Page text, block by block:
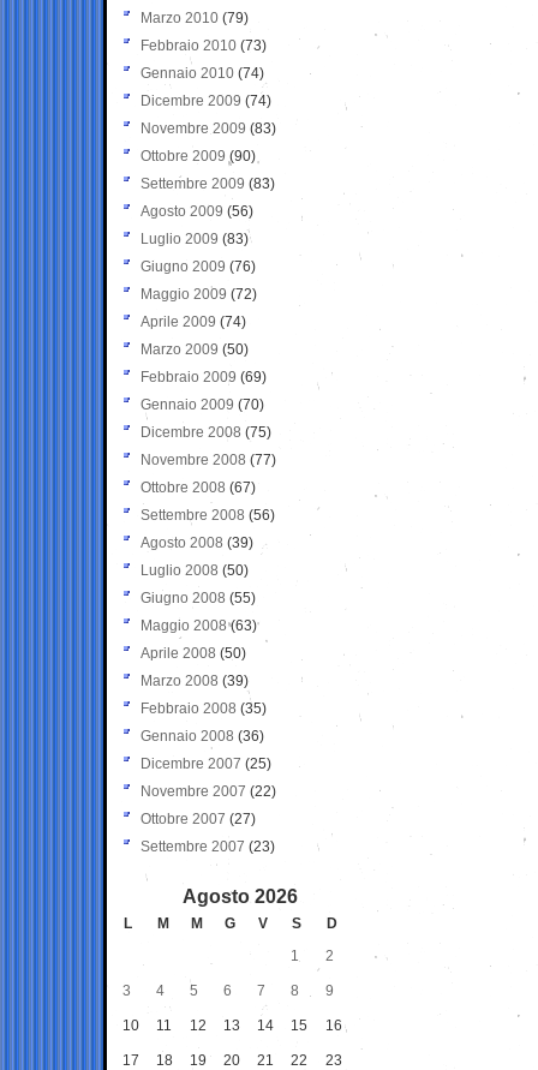
Marzo 2010 (79)
Febbraio 2010 (73)
Gennaio 2010 (74)
Dicembre 2009 (74)
Novembre 2009 (83)
Ottobre 2009 (90)
Settembre 2009 (83)
Agosto 2009 (56)
Luglio 2009 (83)
Giugno 2009 (76)
Maggio 2009 (72)
Aprile 2009 (74)
Marzo 2009 (50)
Febbraio 2009 (69)
Gennaio 2009 (70)
Dicembre 2008 (75)
Novembre 2008 (77)
Ottobre 2008 (67)
Settembre 2008 (56)
Agosto 2008 (39)
Luglio 2008 (50)
Giugno 2008 (55)
Maggio 2008(63)
Aprile 2008 (50)
Marzo 2008 (39)
Febbraio 2008 (35)
Gennaio 2008 (36)
Dicembre 2007 (25)
Novembre 2007 (22)
Ottobre 2007 (27)
Settembre 2007 (23)
Agosto 2026
L M M G V S
D
1
2
3 4 5 6 7 8 9
10 11 12 13 14 15 16
17 18 19 20 21 22 23